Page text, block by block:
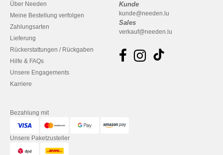
Über Needen
Meine Bestellung verfolgen
Zahlungsarten
Lieferung
Rückerstattungen / Rückgaben
Hilfe & FAQs
Unsere Engagements
Karriere
Kunde
kunde@needen.lu
Sales
verkauf@needen.lu
Bezahlung mit
Unsere Paketzusteller